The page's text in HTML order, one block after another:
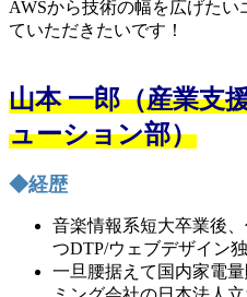
AWSから技術の幅を広げた
ていただきたいです！
山本 一郎（産業支
ューション部）
◆経歴
音楽情報系短大卒業後
つDTP/ウェブデザイン
一旦腰据えて国内家電